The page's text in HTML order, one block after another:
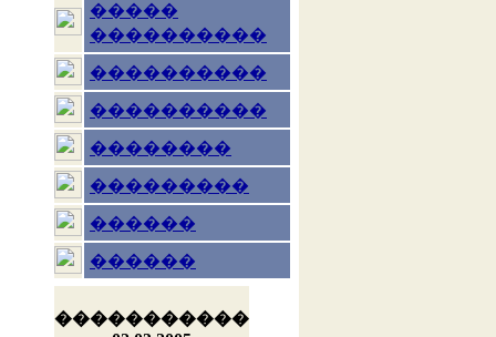
�����
����������
����������
����������
��������
���������
������
������
�����������